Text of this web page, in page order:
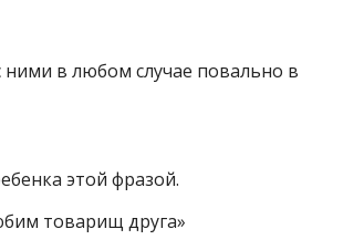
в любом случае повально в
этой фразой.
товарищ друга»